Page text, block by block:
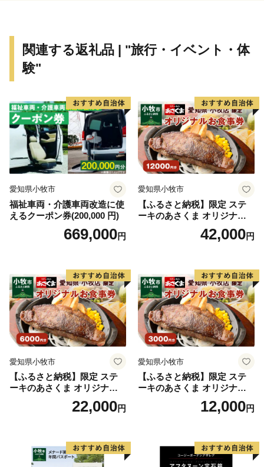
そんな神戸スタイルを代表する品々を、ふるさと納税の
返礼品として特別に、ご用意しております。
■ 神戸牛
■ 灘の酒
■ 神戸ワイン
■ スイーツ
■ 有馬温泉（宿泊優待券）
どれを選んでも神戸の良さを味わい・体感することがで
きます。
ぜひ、ふるさと納税を通じて、神戸の魅力をお楽しみく
関連する返礼品 | "旅行・イベント・体
験"
愛知県小牧市
福祉車両・介護車両改造に使
えるクーポン券(200,000 円)
669,000円
愛知県小牧市
【ふるさと納税】限定 ステ
ーキのあさくま オリジナル
お食事券 12000円 お好きなメ
ニュー 好きなだけ コーンス
県 小牧店 小牧市 チケット 送
料無料
42,000円
愛知県小牧市
【ふるさと納税】限定 ステ
ーキのあさくま オリジナル
お食事券 6000円 お好きなメ
ニュー 好きなだけ コーンス
県 小牧店 小牧市 チケット 送
料無料
22,000円
愛知県小牧市
【ふるさと納税】限定 ステ
ーキのあさくま オリジナル
お食事券 3000円 お好きなメ
ニュー 好きなだけ コーンス
県 小牧店 小牧市 チケット 送
12,000円